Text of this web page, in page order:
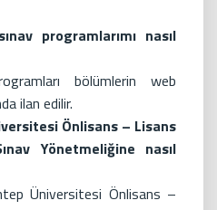
programlarımı nasıl
bölümlerin web
ilan edilir.
Önlisans – Lisans
Yönetmeliğine nasıl
Üniversitesi Önlisans –